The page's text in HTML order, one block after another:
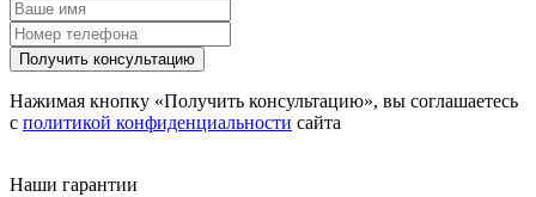
Получить консультацию
Нажимая кнопку «Получить консультацию», вы соглашаетесь
с политикой конфиденциальности сайта
Наши гарантии